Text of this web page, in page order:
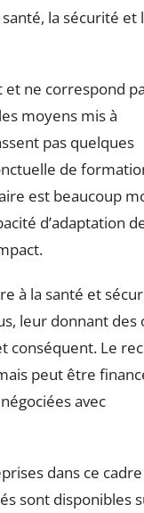
la sécurité et
ne correspond
moyens mis à
pas quelques
de
est beaucoup
d’adaptation
à la santé et
leur donnant des
conséquent. Le
peut être
avec
dans ce cadre
sont disponibles